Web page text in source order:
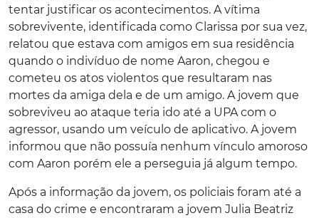
tentar justificar os acontecimentos. A vítima
sobrevivente, identificada como Clarissa por sua vez,
relatou que estava com amigos em sua residência
quando o indivíduo de nome Aaron, chegou e
cometeu os atos violentos que resultaram nas
mortes da amiga dela e de um amigo. A jovem que
sobreviveu ao ataque teria ido até a UPA com o
agressor, usando um veículo de aplicativo. A jovem
informou que não possuía nenhum vínculo amoroso
com Aaron porém ele a perseguia já algum tempo.
Após a informação da jovem, os policiais foram até a
casa do crime e encontraram a jovem Julia Beatriz